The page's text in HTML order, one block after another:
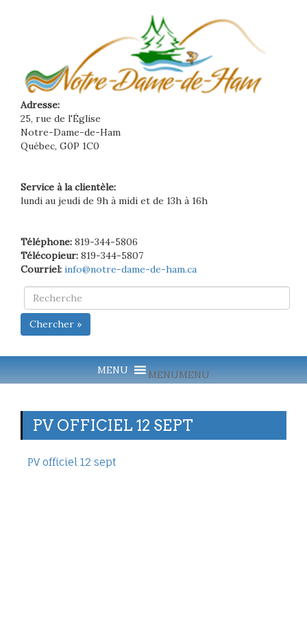
Adresse:
25, rue de l'Église
Notre-Dame-de-Ham
Québec, G0P 1C0
Service à la clientèle:
lundi au jeudi de 9h à midi et de 13h à 16h
Téléphone: 819-344-5806
Télécopieur: 819-344-5807
Courriel: info@notre-dame-de-ham.ca
Chercher »
MENUMENU
PV OFFICIEL 12 SEPT
PV officiel 12 sept